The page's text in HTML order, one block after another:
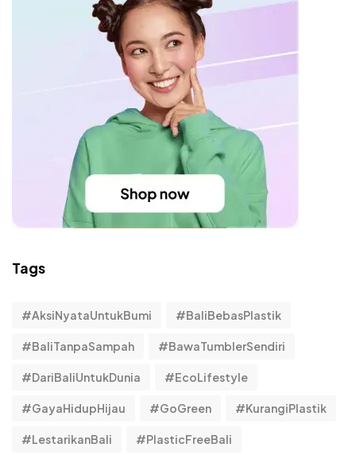
Tags
#AksiNyataUntukBumi #BaliBebasPlastik
#BaliTanpaSampah #BawaTumblerSendiri
#DariBaliUntukDunia #EcoLifestyle
#GayaHidupHijau #GoGreen #KurangiPlastik
#LestarikanBali #PlasticFreeBali